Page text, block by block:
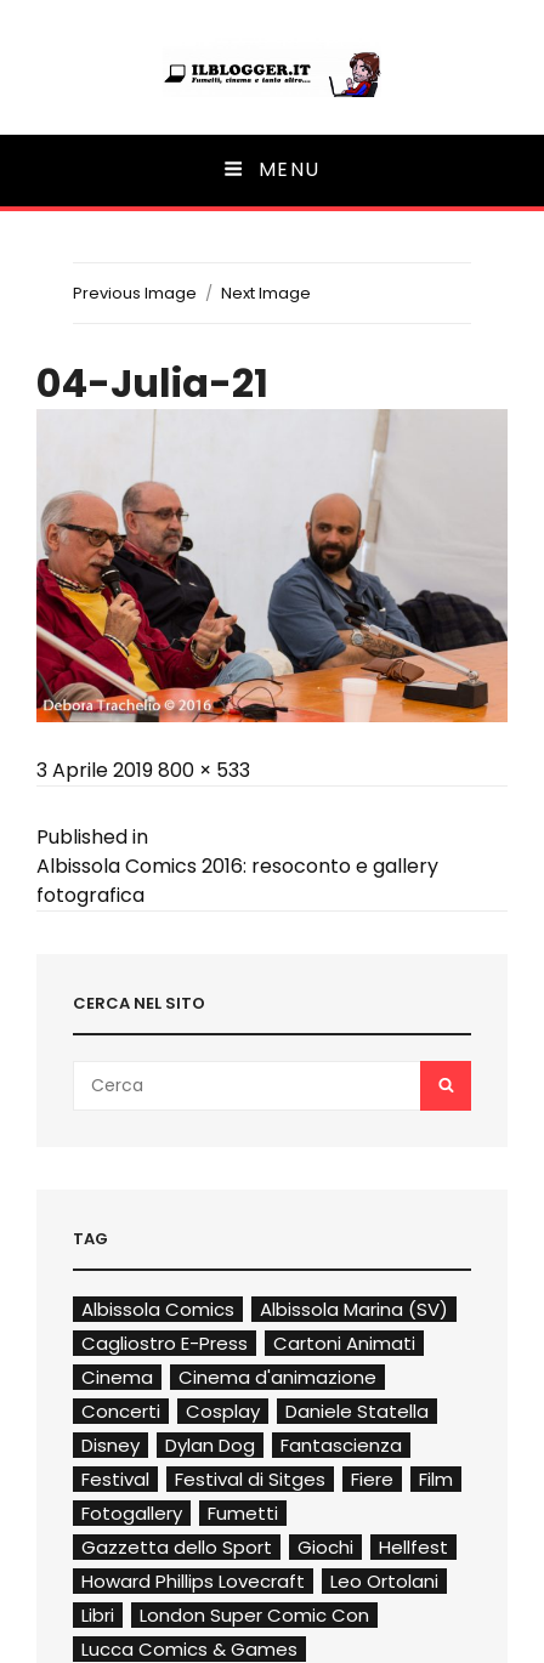
Ilblogger.it
Il portalino di blog | MENU
Previous Image Next Image
04-Julia-21
Posted
3 Aprile 2019Full
800 × 533
Navigazione
articoli
Published in
Albissola Comics 2016: resoconto e gallery
fotografica
CERCA NEL SITO
for:
SEARCH
TAG
Albissola Comics
Albissola Marina (SV)
Cagliostro E-Press
Cartoni Animati
Cinema
Cinema d'animazione
Concerti
Cosplay
Daniele Statella
Disney
Dylan Dog
Fantascienza
Festival
Festival di Sitges Fiere
Film
Fotogallery
Fumetti
Gazzetta dello Sport
Giochi
Hellfest
Howard Phillips Lovecraft
Leo Ortolani
Libri
London Super Comic Con
Lucca Comics & Games